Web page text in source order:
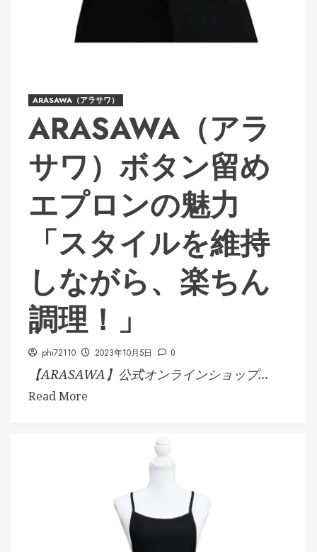
ARASAWA（アラサワ）
ARASAWA（アラ
サワ）ボタン留め
エプロンの魅力
「スタイルを維持
しながら、楽ちん
調理！」
phi72110 2023年10月5日 0
【ARASAWA】公式オンラインショップ...
Read More